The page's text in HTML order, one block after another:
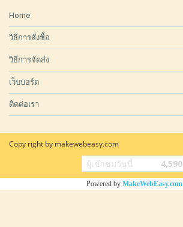
Home
วิธีการสั่งซื้อ
วิธีการจัดส่ง
เว็บบอร์ด
ติดต่อเรา
Copy right by makewebeasy.com
ผู้เข้าชมวันนี้ 4,590
Powered by MakeWebEasy.com